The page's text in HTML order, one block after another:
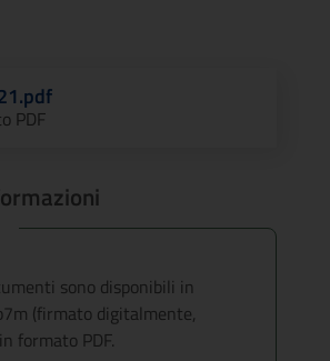
PDF
sono disponibili in
(firmato digitalmente,
formato PDF.